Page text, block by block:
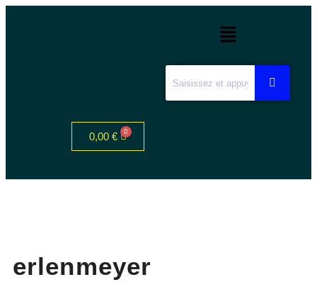
0,00 €
erlenmeyer